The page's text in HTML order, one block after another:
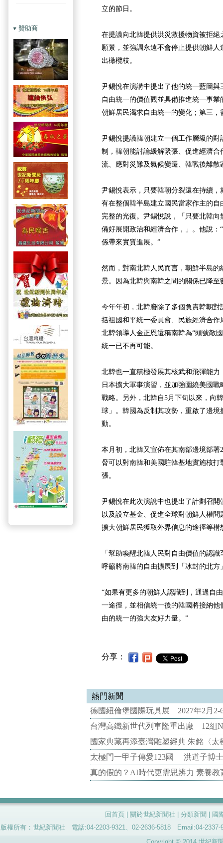
贊助商
立的節日。
在提議向北韓提供洪災救援物資被拒
願景，並強調永遠不會停止提供朝鮮
出橄欖枝。
尹錫悅在演講中提出了他的統一藍圖
自由統一的價值觀並具備推進統一事
朝鮮居民渴求自由統一的變化；第三
尹錫悅提議韓朝建立一個工作層級的
制，韓朝能討論緩解緊張、促進經濟
流、應對災難及氣候變遷、韓戰後離散
尹錫悅表示，只要韓朝分裂還在持續
有在整個韓半島建立國民當家作主的
完整的光復。尹錫悅說，「只要北韓
備好展開政治和經濟合作，」。他說：
係帶來實質進展。”
然而，對南北韓人民而言，朝鮮半島
景。因為北韓與南韓之間的關係已降至
今年年初，北韓廢除了多個負責韓朝
括祖國和平統一委員會、民族經濟合
北韓領導人金正恩還稱南韓為“頭號敵
統一已不再可能。
北韓也一直積極發展其核武和飛彈能
日本擴大軍事演習，並加強圍繞美國
戰略。另外，北韓自5月下旬以來，向
球」。韓國為反制其攻勢，重啟了邊
動。
本月初，北韓又宣佈在其南部邊境部署
脅可以對南韓和美國駐韓基地實施核
張。
尹錫悅在此次演說中也提出了計劃召
以及設立基金、促進全球對朝鮮人權
擴大朝鮮居民獲取外界信息的途徑等構
「幫助喚醒北韓人民對自由價值的認
呼籲將南韓的自由擴展到「冰封的北方
“如果有更多的朝鮮人認識到，通過自
一途徑，並相信統一後的韓國將接納
由的統一的強大友好力量。”
分享：
熱門新聞
德國紐倫堡國際玩具展 2027年2月2-
台灣高鐵新世代列車隆重出廠 12組
國家典藏再添臺灣雕塑經典 朱銘〈
太極門一甲子傳愛123國 洪道子博
真的假的？AI時代更需思辨力 素養
回首頁 關於世紀新聞社 分類新聞
國
版權所有：世紀新聞社 電話:04-2203-9321、02-2636-5818 Email:04-